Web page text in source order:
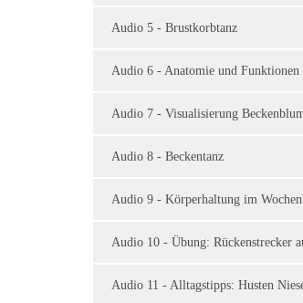
Audio 5 - Brustkorbtanz
Audio 6 - Anatomie und Funktionen
Audio 7 - Visualisierung
Audio 8 - Beckentanz
Audio 9 - Körperhaltung im
Audio 10 - Übung: Rückenstrecker
Audio 11 - Alltagstipps: Husten